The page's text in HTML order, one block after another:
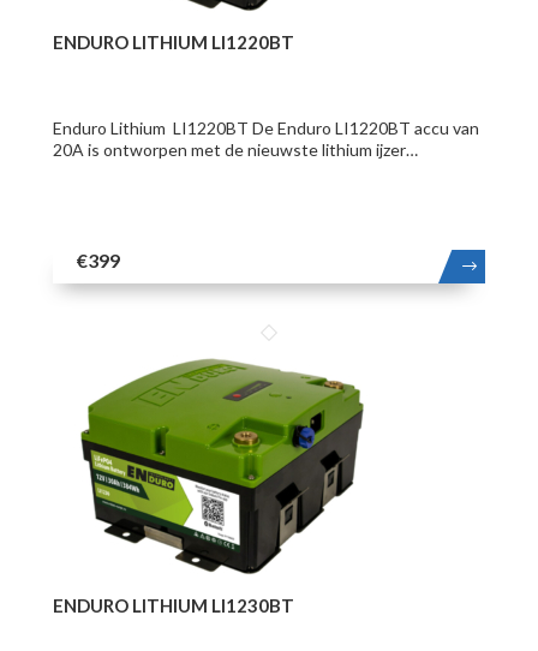
ENDURO LITHIUM LI1220BT
Enduro Lithium LI1220BT De Enduro LI1220BT accu van
20A is ontworpen met de nieuwste lithium ijzer…
€399
ENDURO LITHIUM LI1230BT